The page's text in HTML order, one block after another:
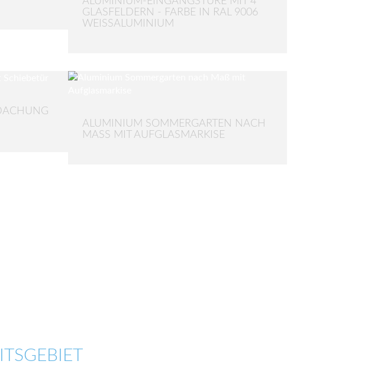
GLASFELDERN - FARBE IN RAL 9006
WEISSALUMINIUM
ALUMINIUM SOMMERGARTEN NACH
MASS MIT AUFGLASMARKISE